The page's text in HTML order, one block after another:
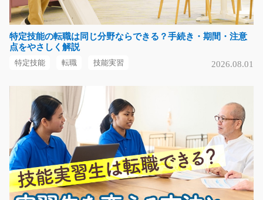
気になる
繊維製品の加工オペレーター/g01_02154
◆仕事内容〔250文字以内・箇条書き〕 自動車内装に使
われる繊維製品の機…
長期（3ヶ月以上）
時給1250～1563円
岐阜県関市
気になる
特定技能の転職は同じ分野ならできる？手続き・期間・注意
点をやさしく解説
特定技能 転職 技能実習 2026.08.01